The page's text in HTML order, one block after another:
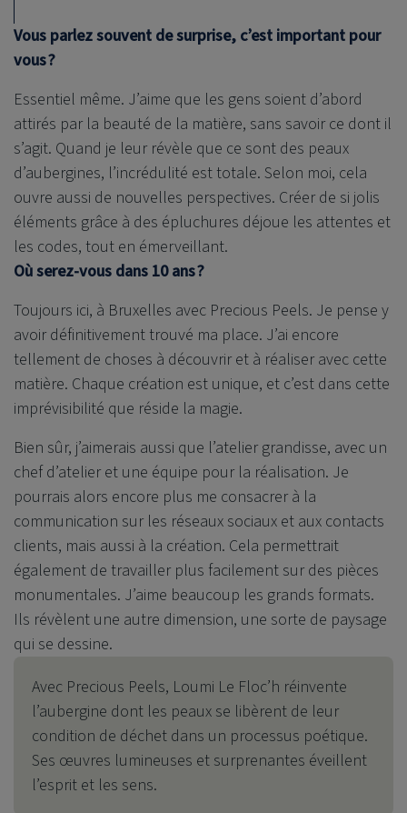
Vous parlez souvent de surprise, c’est important pour
vous ?
Essentiel même. J’aime que les gens soient d’abord
attirés par la beauté de la matière, sans savoir ce dont il
s’agit. Quand je leur révèle que ce sont des peaux
d’aubergines, l’incrédulité est totale. Selon moi, cela
ouvre aussi de nouvelles perspectives. Créer de si jolis
éléments grâce à des épluchures déjoue les attentes et
les codes, tout en émerveillant.
Où serez-vous dans 10 ans ?
Toujours ici, à Bruxelles avec Precious Peels. Je pense y
avoir définitivement trouvé ma place. J’ai encore
tellement de choses à découvrir et à réaliser avec cette
matière. Chaque création est unique, et c’est dans cette
imprévisibilité que réside la magie.
Bien sûr, j’aimerais aussi que l’atelier grandisse, avec un
chef d’atelier et une équipe pour la réalisation. Je
pourrais alors encore plus me consacrer à la
communication sur les réseaux sociaux et aux contacts
clients, mais aussi à la création. Cela permettrait
également de travailler plus facilement sur des pièces
monumentales. J’aime beaucoup les grands formats.
Ils révèlent une autre dimension, une sorte de paysage
qui se dessine.
Avec Precious Peels, Loumi Le Floc’h réinvente
l’aubergine dont les peaux se libèrent de leur
condition de déchet dans un processus poétique.
Ses œuvres lumineuses et surprenantes éveillent
l’esprit et les sens.